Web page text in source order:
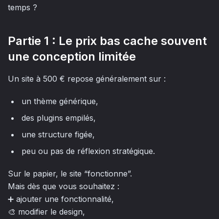
temps ?
Partie 1 : Le prix bas cache souvent
une conception limitée
Un site à 500 € repose généralement sur :
un thème générique,
des plugins empilés,
une structure figée,
peu ou pas de réflexion stratégique.
Sur le papier, le site “fonctionne”.
Mais dès que vous souhaitez :
➕ ajouter une fonctionnalité,
🎨 modifier le design,